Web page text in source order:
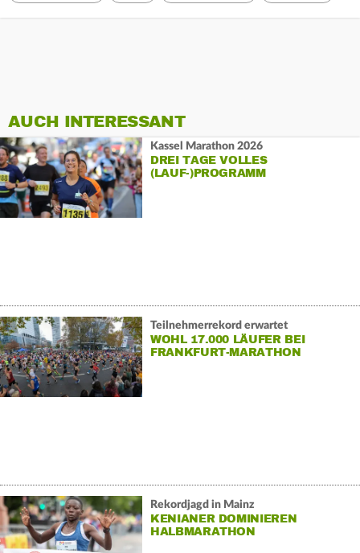
AUCH INTERESSANT
Kassel Marathon 2026
DREI TAGE VOLLES
(LAUF-)PROGRAMM
Teilnehmerrekord erwartet
WOHL 17.000 LÄUFER BEI
FRANKFURT-MARATHON
Rekordjagd in Mainz
KENIANER DOMINIEREN
HALBMARATHON